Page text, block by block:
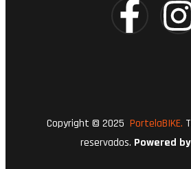
Copyright © 2025 PortelaBIKE.
reservados. Powered by